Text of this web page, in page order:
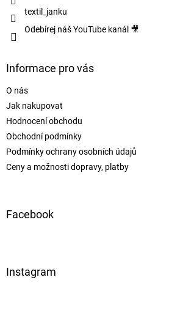
textil_janku
Odebírej náš YouTube kanál 🎥
Informace pro vás
O nás
Jak nakupovat
Hodnocení obchodu
Obchodní podmínky
Podmínky ochrany osobních údajů
Ceny a možnosti dopravy, platby
Facebook
Instagram